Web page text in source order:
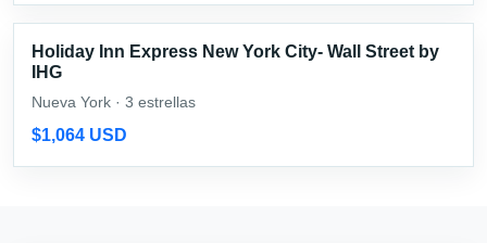
Holiday Inn Express New York City- Wall Street by
IHG
Nueva York · 3 estrellas
$1,064 USD